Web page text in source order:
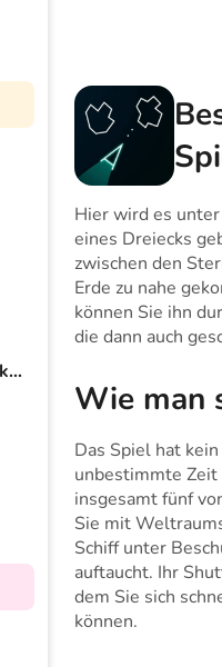
Spongebob Schwammkopf
Hier wird es
eines Dreiecks
zwischen den
Erde zu nahe
können Sie ihn
die dann auch
Wie man
Das Spiel hat
unbestimmte Zeit
insgesamt fünf
Sie mit
Schiff unter
auftaucht. Ihr
dem Sie sich
können.